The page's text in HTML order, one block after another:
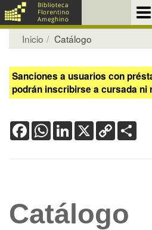
Inicio Catálogo
Sanciones a usuarios con
podrán inscribirse a cursada ni
FacebookWhatsApp
LinkedIn
X Copy
Link
Catálogo